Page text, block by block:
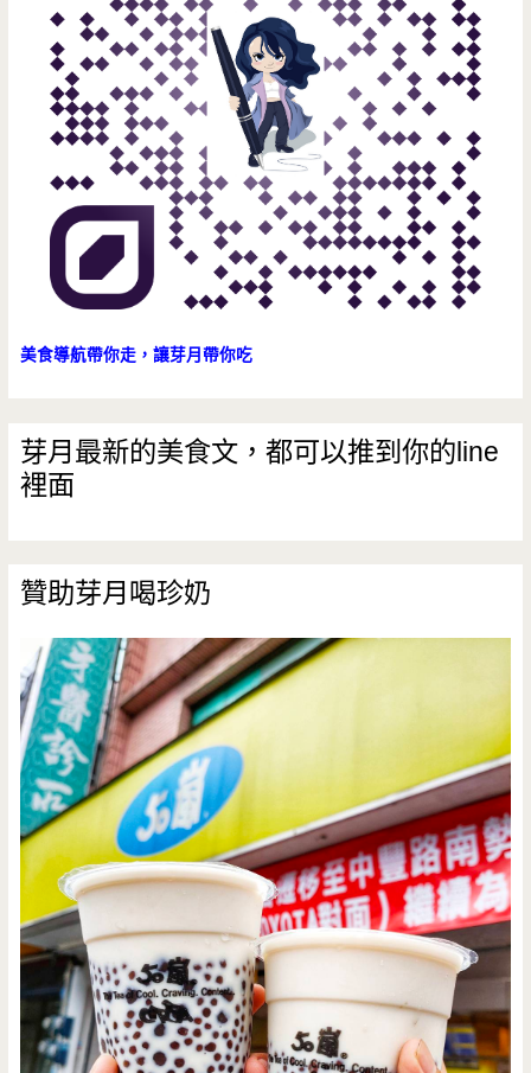
美食導航帶你走，讓芽月帶你吃
芽月最新的美食文，都可以推到你的line
裡面
贊助芽月喝珍奶